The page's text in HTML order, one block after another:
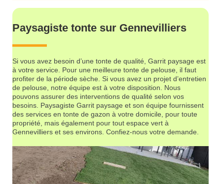
Paysagiste tonte sur Gennevilliers
Si vous avez besoin d’une tonte de qualité, Garrit paysage est
à votre service. Pour une meilleure tonte de pelouse, il faut
profiter de la période sèche. Si vous avez un projet d’entretien
de pelouse, notre équipe est à votre disposition. Nous
pouvons assurer des interventions de qualité selon vos
besoins. Paysagiste Garrit paysage et son équipe fournissent
des services en tonte de gazon à votre domicile, pour toute
propriété, mais également pour tout espace vert à
Gennevilliers et ses environs. Confiez-nous votre demande.